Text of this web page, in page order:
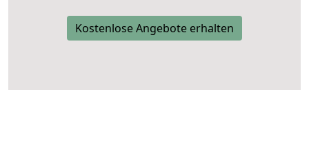
Kostenlose Angebote erhalten